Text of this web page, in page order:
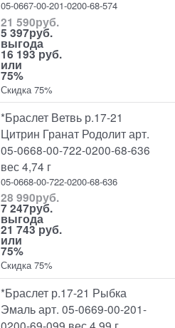
05-0667-00-201-0200-68-574
21 590руб.
5 397руб.
выгода
16 193 руб.
или
75%
Скидка 75%
*Браслет Ветвь р.17-21
Цитрин Гранат Родолит арт.
05-0668-00-722-0200-68-636
вес 4,74 г
05-0668-00-722-0200-68-636
28 990руб.
7 247руб.
выгода
21 743 руб.
или
75%
Скидка 75%
*Браслет р.17-21 Рыбка
Эмаль арт. 05-0669-00-201-